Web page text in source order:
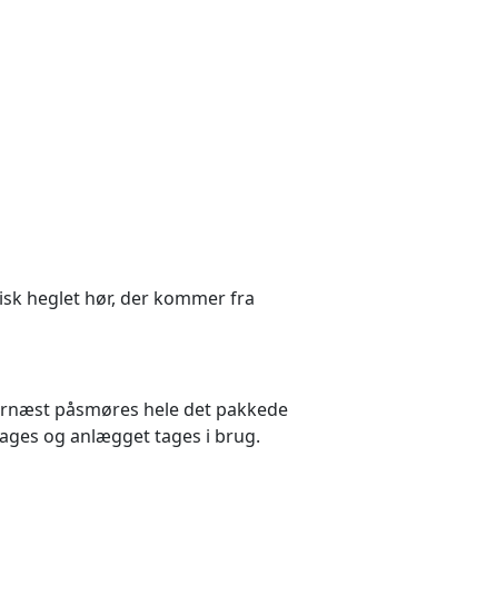
heglet hør, der kommer fra
påsmøres hele det pakkede
og anlægget tages i brug.